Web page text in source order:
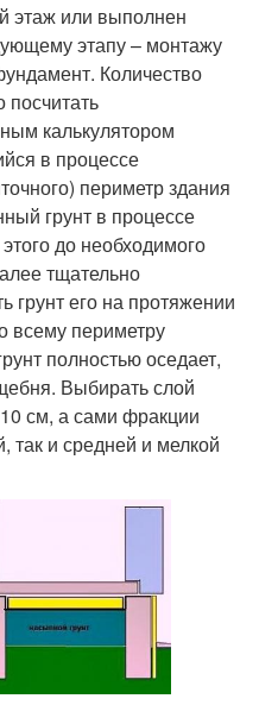
этаж или выполнен
этапу – монтажу
Количество
калькулятором
в процессе
периметр здания
грунт в процессе
до необходимого
тщательно
грунт его на протяжении
всему периметру
полностью оседает,
Выбирать слой
см, а сами фракции
так и средней и мелкой